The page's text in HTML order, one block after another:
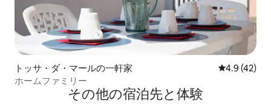
トッサ・ダ・マールの一軒家 レビュー42
4.9 (42)
ホームファミリー
その他の宿⁠泊⁠先と体⁠験